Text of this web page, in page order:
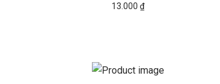
13.000 ₫